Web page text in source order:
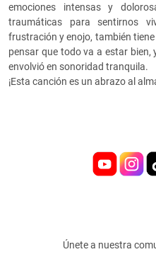
emociones intensas y
traumáticas para sentirnos
frustración y enojo, también
pensar que todo va a estar
envolvió en sonoridad tranquila.
¡Esta canción es un abrazo al
Únete a nuestra